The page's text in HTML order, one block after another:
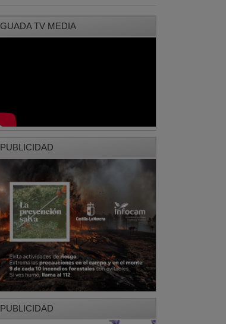
GUADA TV MEDIA
PUBLICIDAD
PUBLICIDAD